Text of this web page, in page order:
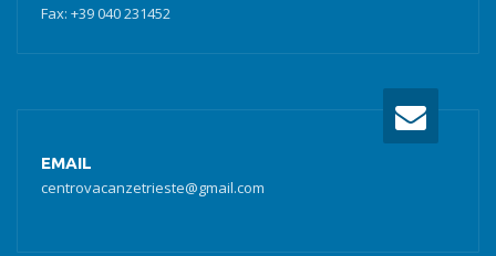
Fax: +39 040 231452
EMAIL
centrovacanzetrieste@gmail.com